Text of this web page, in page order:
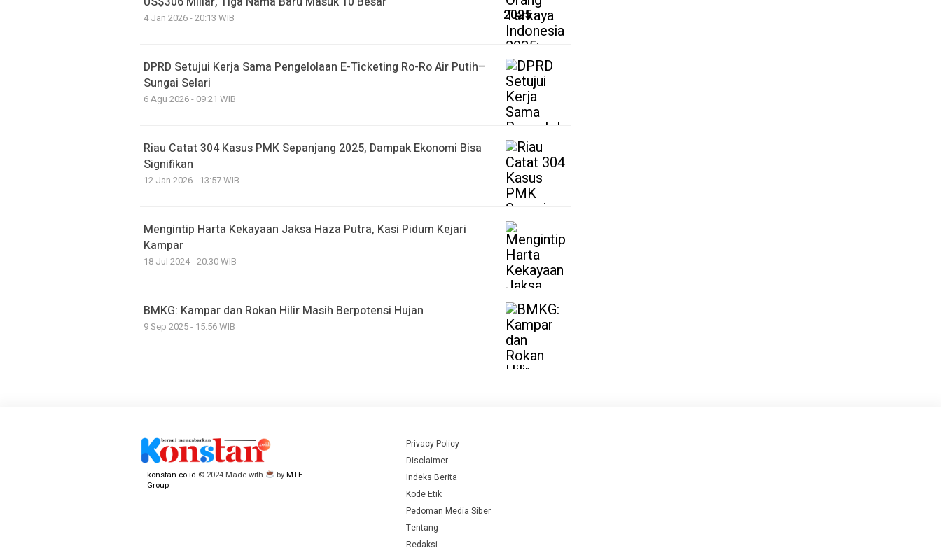
4 Jan 2026 - 20:13 WIB
DPRD Setujui Kerja Sama Pengelolaan E-Ticketing Ro-Ro Air Putih–
Sungai Selari
6 Agu 2026 - 09:21 WIB
Riau Catat 304 Kasus PMK Sepanjang 2025, Dampak Ekonomi Bisa
Signifikan
12 Jan 2026 - 13:57 WIB
Mengintip Harta Kekayaan Jaksa Haza Putra, Kasi Pidum Kejari
Kampar
18 Jul 2024 - 20:30 WIB
BMKG: Kampar dan Rokan Hilir Masih Berpotensi Hujan
9 Sep 2025 - 15:56 WIB
konstan.co.id © 2024 Made with byMTE
Group
Privacy Policy
Disclaimer
Indeks Berita
Kode Etik
Pedoman Media Siber
Tentang
Redaksi